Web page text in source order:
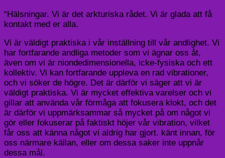
“Hälsningar. Vi är det arkturiska rådet. Vi är glada att få
kontakt med er alla.
Vi är väldigt praktiska i vår inställning till vår andlighet. Vi
har fortfarande andliga metoder som vi ägnar oss åt,
även om vi är niondedimensionella, icke-fysiska och ett
kollektiv. Vi kan fortfarande uppleva en rad vibrationer,
och vi söker de högre. Det är därför vi säger att vi är
väldigt praktiska. Vi är mycket effektiva varelser och vi
gillar att använda vår förmåga att fokusera klokt, och det
är därför vi uppmärksammar så mycket på om något vi
gör eller fokuserar på faktiskt höjer vår vibration, vilket
får oss att känna något vi aldrig har gjort. känt innan, för
oss närmare källan, eller om dessa saker inte uppnår
dessa mål.